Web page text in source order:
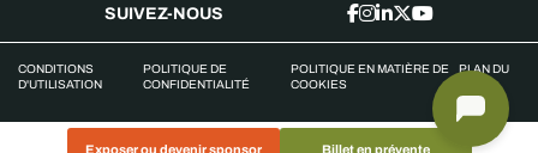
SUIVEZ-NOUS
CONDITIONS
D'UTILISATION
POLITIQUE DE
CONFIDENTIALITÉ
POLITIQUE EN MATIÈRE DE
COOKIES
PLAN DU